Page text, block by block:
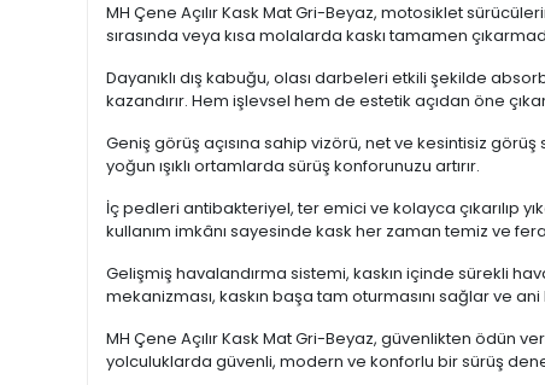
MH Çene Açılır Kask Mat Gri-Beyaz, motosiklet
sırasında veya kısa molalarda kaskı tamamen
Dayanıklı dış kabuğu, olası darbeleri etkili şekilde
kazandırır. Hem işlevsel hem de estetik açıdan öne
Geniş görüş açısına sahip vizörü, net ve kesintisiz görüş
yoğun ışıklı ortamlarda sürüş konforunuzu artırır.
İç pedleri antibakteriyel, ter emici ve kolayca çıkarılıp
kullanım imkânı sayesinde kask her zaman temiz ve
Gelişmiş havalandırma sistemi, kaskın içinde sürekli
mekanizması, kaskın başa tam oturmasını sağlar ve
MH Çene Açılır Kask Mat Gri-Beyaz, güvenlikten ödün
yolculuklarda güvenli, modern ve konforlu bir sürüş